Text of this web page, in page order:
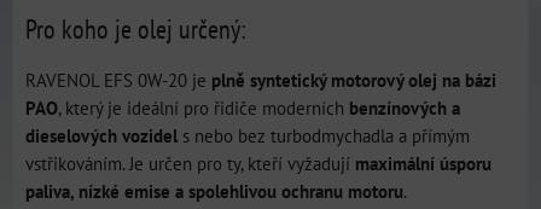
Pro koho je olej určený:
RAVENOL EFS 0W-20 je plně syntetický motorový olej na bázi
PAO, který je ideální pro řidiče moderních benzínových a
dieselových vozidel s nebo bez turbodmychadla a přímým
vstřikováním. Je určen pro ty, kteří vyžadují maximální úsporu
paliva, nízké emise a spolehlivou ochranu motoru.